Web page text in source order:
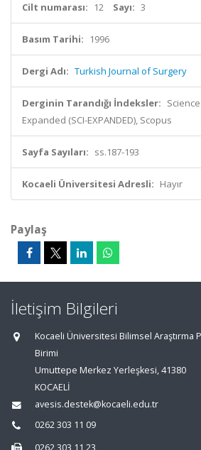
Cilt numarası: 12 Sayı: 3
Basım Tarihi: 1996
Dergi Adı: Turkish Journal of Surgery
Derginin Tarandığı İndeksler:
Expanded (SCI-EXPANDED), Scopus
Sayfa Sayıları: ss.187-193
Kocaeli Üniversitesi Adresli: Hayır
Paylaş
İletişim Bilgileri
Kocaeli Üniversitesi Bilimsel Araştırma
Birimi
Umuttepe Merkez Yerleşkesi, 41380
KOCAELİ
avesis.destek@kocaeli.edu.tr
0262 303 11 09
0262 303 11 23